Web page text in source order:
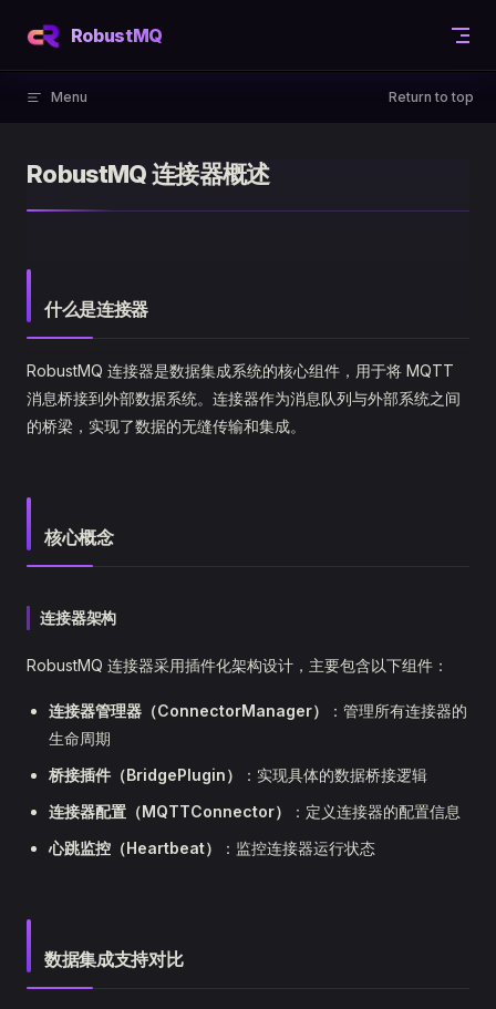
Skip to content
RobustMQ
Menu Return to top
RobustMQ 连接器概述
什么是连接器
RobustMQ 连接器是数据集成系统的核心组件，用于将 MQTT
消息桥接到外部数据系统。连接器作为消息队列与外部系统之间
的桥梁，实现了数据的无缝传输和集成。
核心概念
连接器架构
RobustMQ 连接器采用插件化架构设计，主要包含以下组件：
连接器管理器（ConnectorManager）
：管理所有连接器的
生命周期
桥接插件（BridgePlugin）
：实现具体的数据桥接逻辑
连接器配置（MQTTConnector）
：定义连接器的配置信息
心跳监控（Heartbeat）
：监控连接器运行状态
数据集成支持对比